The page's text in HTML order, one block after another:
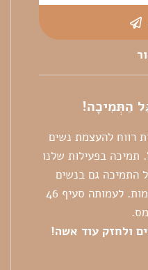
הַתְּמִיכָה!
רווח להעצמת נשים
תמיכה בפעילות שלנו
התמיכה גם בנשים
חסרות יכולת ונפגעות אלימות. לעמותה סעיף 46
ולחזק עוד אשה!